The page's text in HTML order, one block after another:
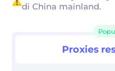
Controle avançado
99,67% de taxa de
Suporte 24/7
di China mainland.
Proxies
Proxies